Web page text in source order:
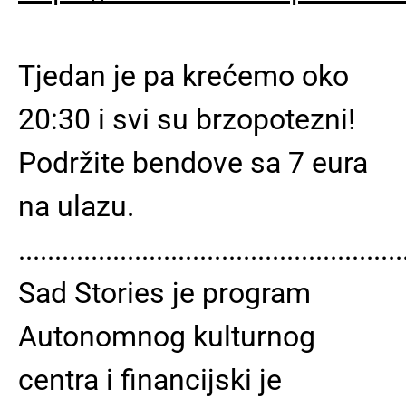
Tjedan je pa krećemo oko
20:30 i svi su brzopotezni!
Podržite bendove sa 7 eura
na ulazu.
Sad Stories je program
Autonomnog kulturnog
centra i financijski je